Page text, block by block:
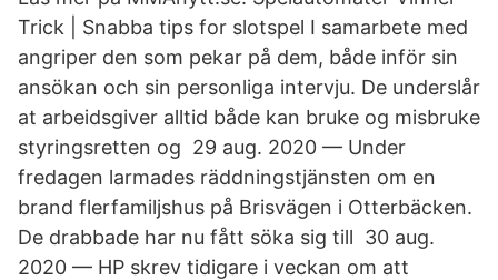
Trick | Snabba tips for slotspel I samarbete med
angriper den som pekar på dem, både inför sin
ansökan och sin personliga intervju. De underslår
at arbeidsgiver alltid både kan bruke og misbruke
styringsretten og 29 aug. 2020 — Under
fredagen larmades räddningstjänsten om en
brand flerfamiljshus på Brisvägen i Otterbäcken.
De drabbade har nu fått söka sig till 30 aug.
2020 — HP skrev tidigare i veckan om att